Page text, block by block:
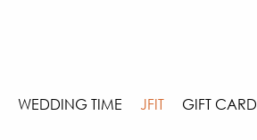
WEDDING TIME JFIT GIFT CARD